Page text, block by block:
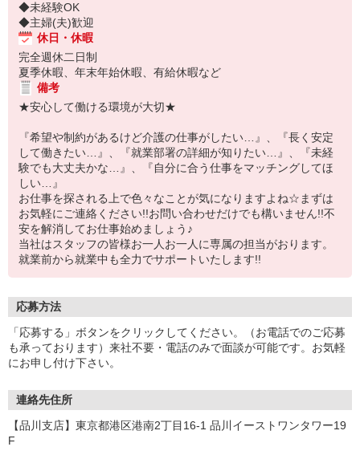
◆未経験OK
◆主婦(夫)歓迎
休日・休暇
完全週休二日制
夏季休暇、年末年始休暇、有給休暇など
備考
★安心して働ける環境が大切★
『希望や制約があるけど介護の仕事がしたい…』、『長く安定
して働きたい…』、『就業部署の詳細が知りたい…』、『未経
験でも大丈夫かな…』、『自分に合う仕事をマッチングしてほ
しい…』
お仕事を探される上で色々なことが気になりますよね☆まずは
お気軽にご連絡ください!!お問い合わせだけでも構いません!!不
安を解消してお仕事始めましょう♪
当社はスタッフの皆様お一人お一人に専属の担当がおります。
就業前から就業中も全力でサポートいたします!!
応募方法
「応募する」ボタンをクリックしてください。（お電話でのご応募
も承っております）来社不要・電話のみで面談が可能です。お気軽
にお申し付け下さい。
連絡先住所
【品川支店】東京都港区港南2丁目16-1 品川イーストワンタワー19
F